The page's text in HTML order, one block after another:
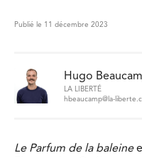
Publié le 11 décembre 2023
Hugo
LA LIBERTÉ
hbeaucamp@la-
Le Parfum de la baleine